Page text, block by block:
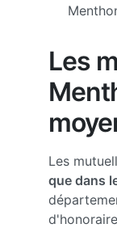
Les
Les
que dans